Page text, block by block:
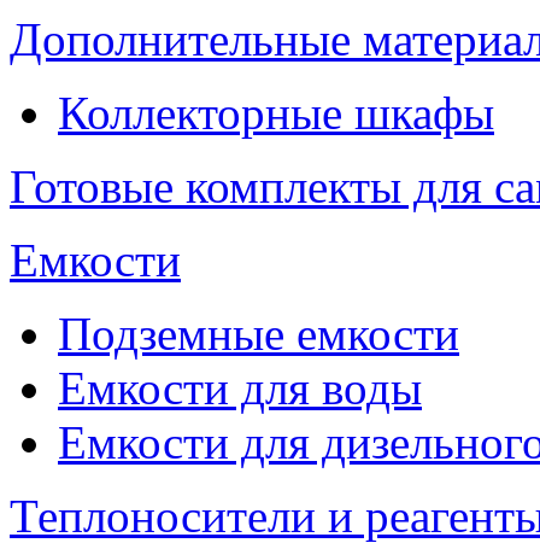
Дополнительные
Коллекторные шкафы
Готовые комплекты для
Емкости
Подземные емкости
Емкости для воды
Емкости для
Теплоносители и